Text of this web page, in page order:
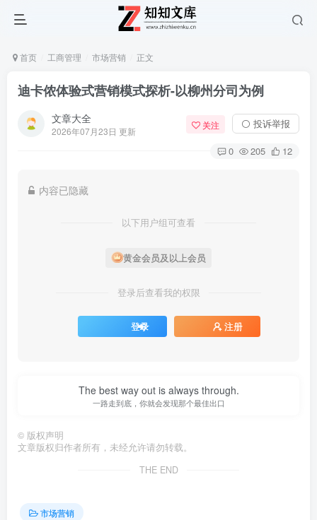
首页 工商管理 市场营销 正文
迪卡侬体验式营销模式探析-以柳州分司为例
文章大全
2026年07月23日 更新
关注 ⚪ 投诉举报
0 205 12
内容已隐藏
以下用户组可查看
黄金会员及以上会员
登录后查看我的权限
登录 注册
The best way out is always through.
一路走到底，你就会发现那个最佳出口
© 版权声明
文章版权归作者所有，未经允许请勿转载。
THE END
市场营销